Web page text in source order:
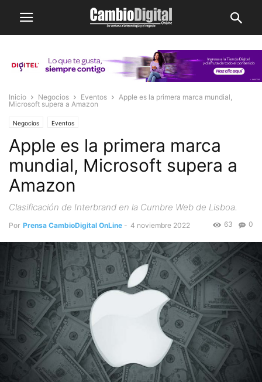
Inicio Negocios Eventos
Apple es la primera marca mundial,
Microsoft supera a Amazon
Negocios Eventos
Apple es la primera marca
mundial, Microsoft supera a
Amazon
Clasificación de Interbrand en la Cumbre Web de Lisboa.
Por Prensa CambioDigital OnLine - 4 noviembre 2022 0
63